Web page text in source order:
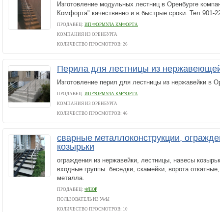
Изготовление модульных лестниц в Оренбурге
Комфорта" качественно и в быстрые сроки. Тел 901-
ПРОДАВЕЦ: ИП ФОРМУЛА КМФОРТА
КОМПАНИЯ ИЗ ОРЕНБУРГА
КОЛИЧЕСТВО ПРОСМОТРОВ: 26
Перила для лестницы из
Изготовление перил для лестницы из нержавейки в
ПРОДАВЕЦ: ИП ФОРМУЛА КМФОРТА
КОМПАНИЯ ИЗ ОРЕНБУРГА
КОЛИЧЕСТВО ПРОСМОТРОВ: 46
сварные металлоконструкции,
козырьки
ограждения из нержавейки, лестницы, навесы
входные группы. беседки, скамейки, ворота
металла.
ПРОДАВЕЦ: ФЛЮР
ПОЛЬЗОВАТЕЛЬ ИЗ УФЫ
КОЛИЧЕСТВО ПРОСМОТРОВ: 10